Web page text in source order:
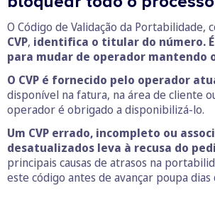
O Código de Validação da Portabilidade,
CVP, identifica o titular do número.
para mudar de operador mantendo
O CVP é fornecido pelo operador
disponível na fatura, na área de cliente
operador é obrigado a disponibilizá-lo.
Um CVP errado, incompleto ou
desatualizados leva à recusa do
principais causas de atrasos na
este código antes de avançar poupa dias